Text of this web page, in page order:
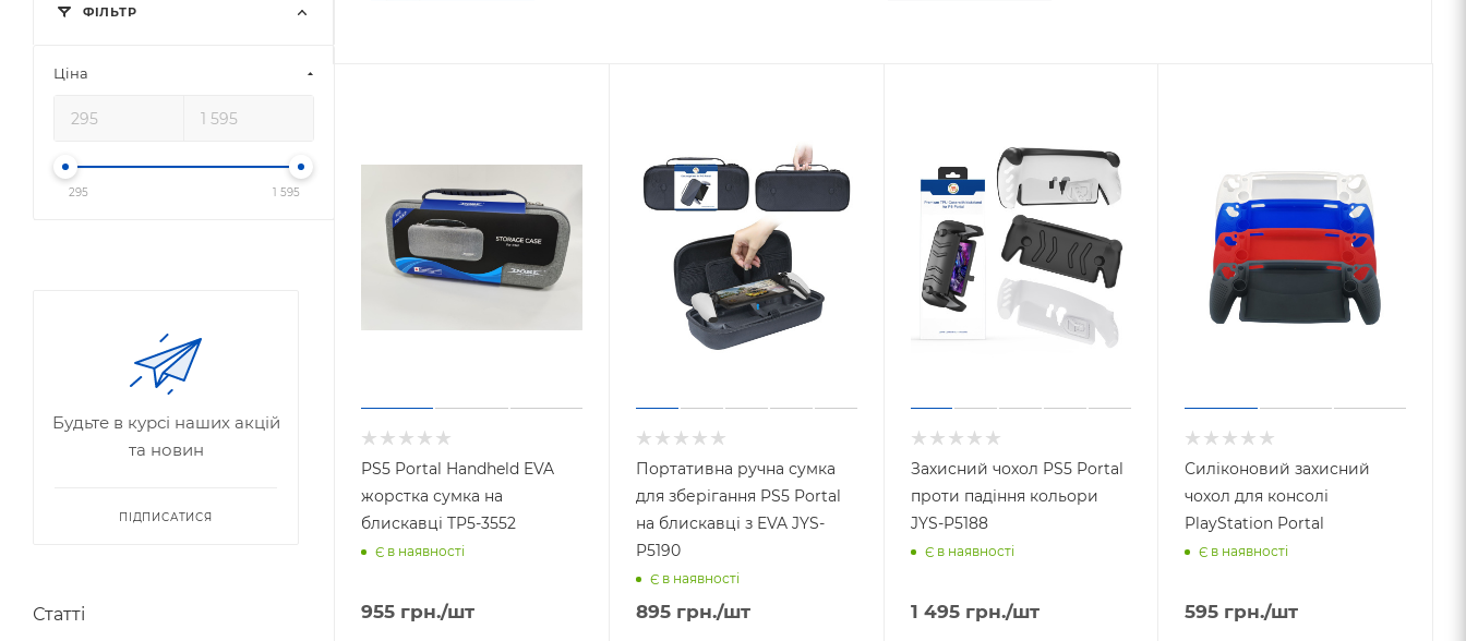
PS5 Portal Handheld EVA
жорстка сумка на
блискавці TP5-3552
Є в наявності
955 грн./шт
Портативна ручна сумка
для зберігання PS5 Portal
на блискавці з EVA JYS-
P5190
Є в наявності
895грн./шт
Захисний чохол PS5 Portal
проти падіння кольори
JYS-P5188
Є в наявності
1 495грн./шт
Силіконовий захисний
чохол для консолі
PlayStation Portal
Є в наявності
595 грн./шт
ФIЛЬТР
Цiна
295 1 595
Будьте в курсі наших акцій
та новин
ПІДПИСАТИСЯ
Статті